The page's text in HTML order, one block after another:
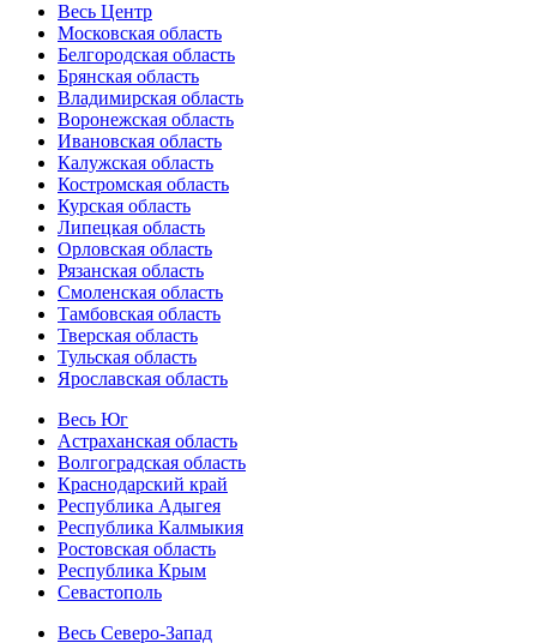
Весь Центр
Московская область
Белгородская область
Брянская область
Владимирская область
Воронежская область
Ивановская область
Калужская область
Костромская область
Курская область
Липецкая область
Орловская область
Рязанская область
Смоленская область
Тамбовская область
Тверская область
Тульская область
Ярославская область
Весь Юг
Астраханская область
Волгоградская область
Краснодарский край
Республика Адыгея
Республика Калмыкия
Ростовская область
Республика Крым
Севастополь
Весь Северо-Запад